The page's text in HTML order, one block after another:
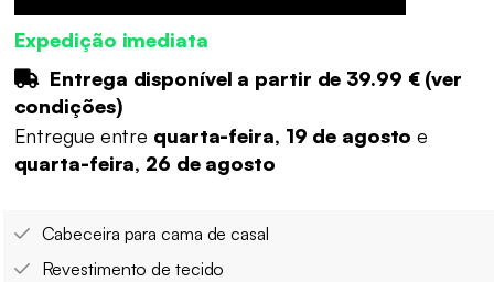
Expedição imediata
Entrega disponível a partir de 39.99 €(ver
condições)
Entregue entre quarta-feira, 19 de agostoe
quarta-feira, 26 de agosto
Cabeceira para cama de casal
Revestimento de tecido